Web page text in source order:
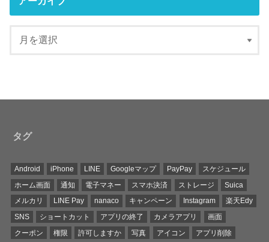
タグ
Android iPhone LINE Googleマップ PayPay
スケジュール
ホーム画面
通知 電子マネー スマホ決済 ストレージ
Suica
メルカリ
LINE Pay nanaco キャンペーン Instagram
楽天Edy
SNS
ショートカット アプリの終了 カメラアプリ
画面
クーポン
権限 許可しますか 写真 アイコン アプリ削除